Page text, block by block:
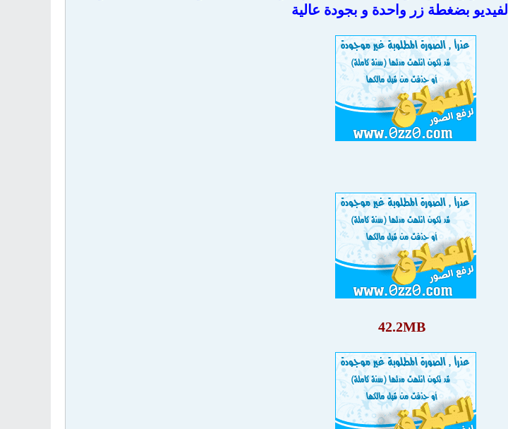
الفيديو بضغطة زر واحدة و بجودة عالية
42.2MB